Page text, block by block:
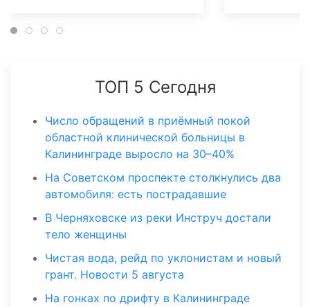
ТОП 5 Сегодня
Число обращений в приёмный покой
областной клинической больницы в
Калининграде выросло на 30–40%
На Советском проспекте столкнулись два
автомобиля: есть пострадавшие
В Черняховске из реки Инструч достали
тело женщины
Чистая вода, рейд по уклонистам и новый
грант. Новости 5 августа
На гонках по дрифту в Калининграде